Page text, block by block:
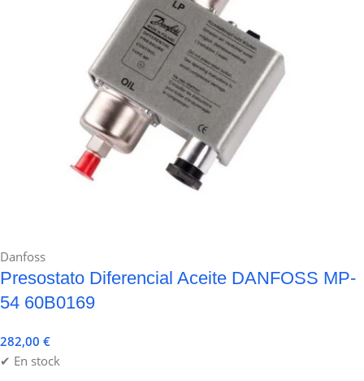
Danfoss
Presostato Diferencial Aceite DANFOSS MP-
54 60B0169
282,00 €
✔ En stock